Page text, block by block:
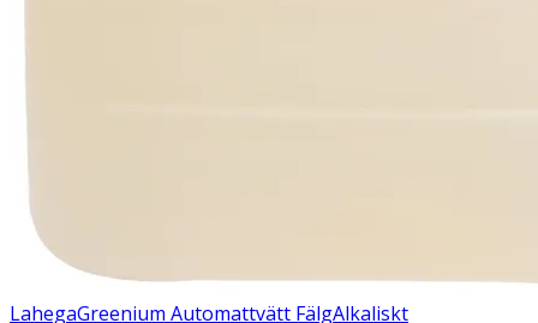
LahegaGreenium Automattvätt FälgAlkaliskt